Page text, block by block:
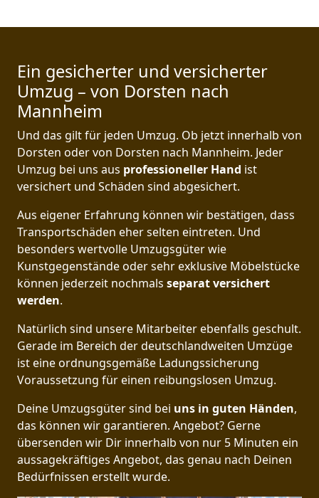
Ein gesicherter und versicherter
Umzug – von Dorsten nach
Mannheim
Und das gilt für jeden Umzug. Ob jetzt innerhalb von
Dorsten oder von Dorsten nach Mannheim. Jeder
Umzug bei uns aus professioneller Hand ist
versichert und Schäden sind abgesichert.
Aus eigener Erfahrung können wir bestätigen, dass
Transportschäden eher selten eintreten. Und
besonders wertvolle Umzugsgüter wie
Kunstgegenstände oder sehr exklusive Möbelstücke
können jederzeit nochmals separat versichert
werden.
Natürlich sind unsere Mitarbeiter ebenfalls geschult.
Gerade im Bereich der deutschlandweiten Umzüge
ist eine ordnungsgemäße Ladungssicherung
Voraussetzung für einen reibungslosen Umzug.
Deine Umzugsgüter sind bei uns in guten Händen,
das können wir garantieren. Angebot? Gerne
übersenden wir Dir innerhalb von nur 5 Minuten ein
aussagekräftiges Angebot, das genau nach Deinen
Bedürfnissen erstellt wurde.